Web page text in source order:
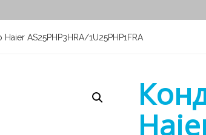
AS25PHP3HRA/1U25PHP1FRA